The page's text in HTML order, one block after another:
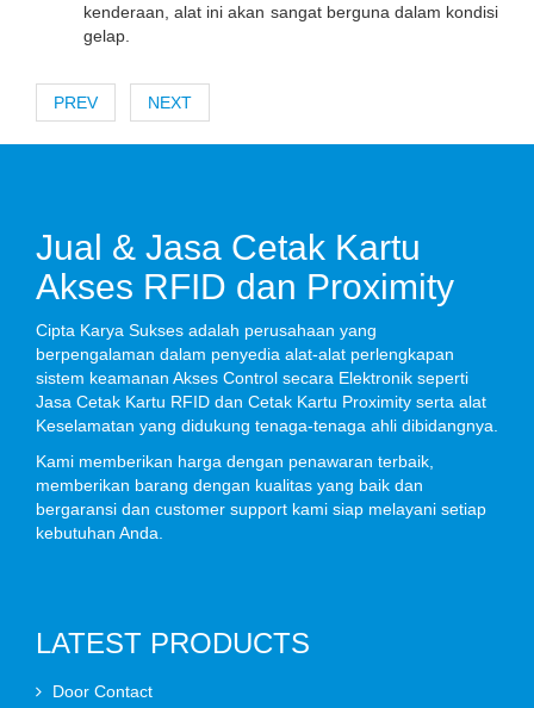
kenderaan, alat ini akan sangat berguna dalam kondisi
gelap.
PREV NEXT
Jual & Jasa Cetak Kartu
Akses RFID dan Proximity
Cipta Karya Sukses adalah perusahaan yang
berpengalaman dalam penyedia alat-alat perlengkapan
sistem keamanan Akses Control secara Elektronik seperti
Jasa Cetak Kartu RFID dan Cetak Kartu Proximity serta alat
Keselamatan yang didukung tenaga-tenaga ahli dibidangnya.
Kami memberikan harga dengan penawaran terbaik,
memberikan barang dengan kualitas yang baik dan
bergaransi dan customer support kami siap melayani setiap
kebutuhan Anda.
LATEST PRODUCTS
Door Contact